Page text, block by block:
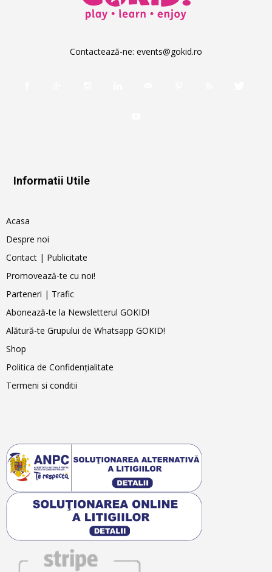
Contactează-ne: events@gokid.ro
Informatii Utile
Acasa
Despre noi
Contact | Publicitate
Promovează-te cu noi!
Parteneri | Trafic
Abonează-te la Newsletterul GOKID!
Alătură-te Grupului de Whatsapp GOKID!
Shop
Politica de Confidențialitate
Termeni si conditii